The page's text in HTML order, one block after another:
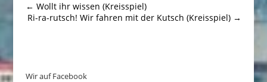
← Wollt ihr wissen (Kreisspiel)
Ri-ra-rutsch! Wir fahren mit der Kutsch (Kreisspiel) →
Wir auf Facebook